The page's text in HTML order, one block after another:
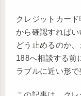
クレジットカー
から確認すれば
どう止めるのか
188へ相談する前
ラブルに近い形で